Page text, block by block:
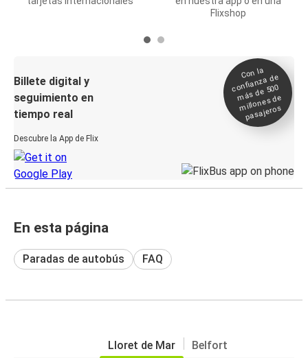
Flixshop
Billete digital y
seguimiento en
tiempo real
Descubre la App de Flix
Con la
confianza de
más de 500
millones de
pasajeros
En esta página
Paradas de autobús FAQ
Lloret de Mar Belfort